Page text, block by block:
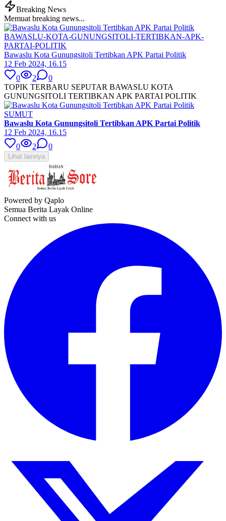
Breaking News
Memuat breaking news...
BAWASLU-KOTA-GUNUNGSITOLI-TERTIBKAN-APK-
PARTAI-POLITIK
Bawaslu Kota Gunungsitoli Tertibkan APK Partai Politik
12 Feb 2024, 16.15
0
2
0
TOPIK TERBARU SEPUTAR BAWASLU KOTA
GUNUNGSITOLI TERTIBKAN APK PARTAI POLITIK
SUMUT
Bawaslu Kota Gunungsitoli Tertibkan APK Partai Politik
12 Feb 2024, 16.15
0
2 0
Lihat lainnya
Powered by Qaplo
Semua Berita Layak Online
Connect with us